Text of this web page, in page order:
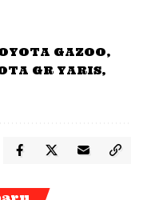
GAZOO
GR YARIS